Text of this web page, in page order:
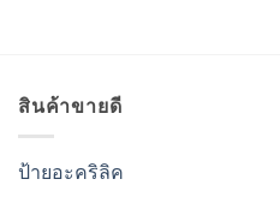
สินค้าขายดี
ป้ายอะคริลิค